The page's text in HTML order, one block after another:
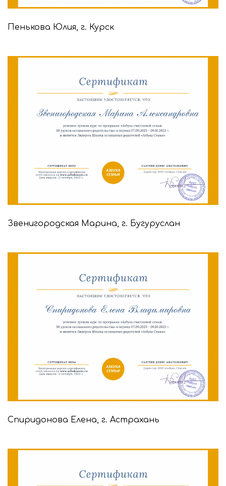
Пенькова Юлия, г. Курск
Звенигородская Марина, г. Бугуруслан
Спиридонова Елена, г. Астрахань